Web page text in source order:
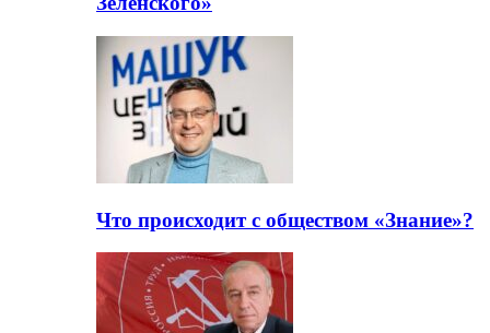
Что происходит с обществом «Знание»?